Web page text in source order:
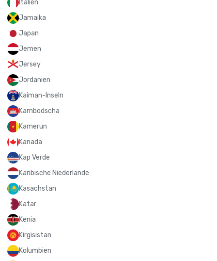
Italien
Jamaika
Japan
Jemen
Jersey
Jordanien
Kaiman-Inseln
Kambodscha
Kamerun
Kanada
Kap Verde
Karibische Niederlande
Kasachstan
Katar
Kenia
Kirgisistan
Kolumbien